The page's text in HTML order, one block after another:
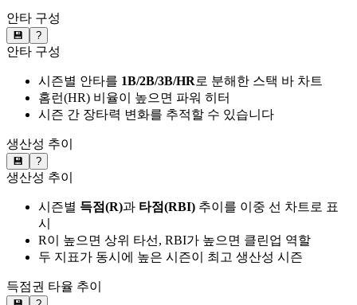
안타 구성
💾 ?
안타 구성
시즌별 안타를 1B/2B/3B/HR로 분해한 스택 바 차트
홈런(HR) 비율이 높으면 파워 히터
시즌 간 장타력 변화를 추적할 수 있습니다
생산성 추이
💾 ?
생산성 추이
시즌별 득점(R)과 타점(RBI) 추이를 이중 선 차트로 표
시
R이 높으면 상위 타선, RBI가 높으면 클린업 역할
두 지표가 동시에 높은 시즌이 최고 생산성 시즌
득점권 타율 추이